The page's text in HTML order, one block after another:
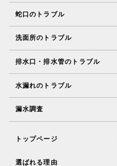
蛇口のトラブル
洗面所のトラブル
排水口・排水管のトラブル
水漏れのトラブル
漏水調査
トップページ
選ばれる理由